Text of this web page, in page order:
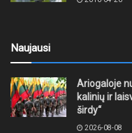
Naujausi
Ariogaloje
kalinių ir
širdy“
2026-08-08